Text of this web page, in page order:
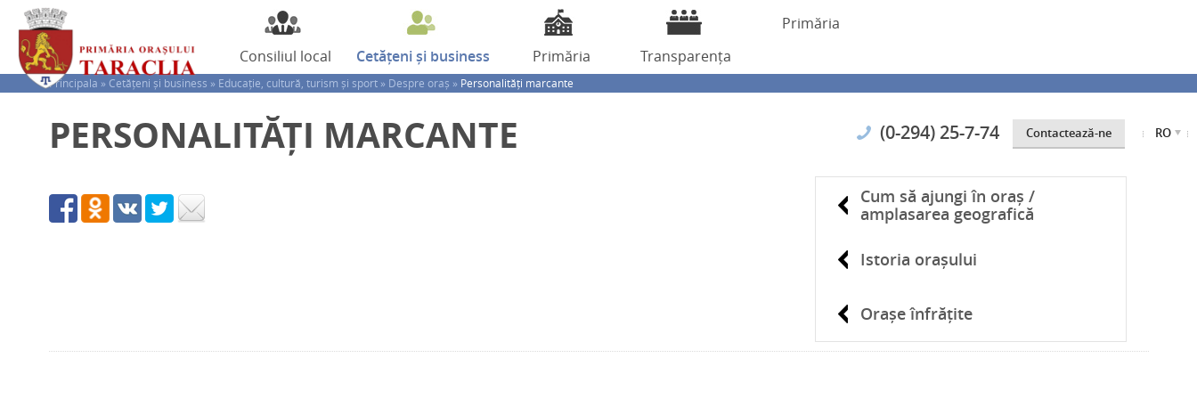
Consiliul local Cetățeniși business Primăria Transparența
Primăria
(0-294) 25-7-74 Contactează-ne RO
Principala » Cetățeni și business » Educație, cultură, turism și sport » Despre oraș » Personalități marcante
PERSONALITĂȚI MARCANTE
Cum să ajungi în oraș /
amplasarea geografică
Istoria orașului
Orașe înfrățite